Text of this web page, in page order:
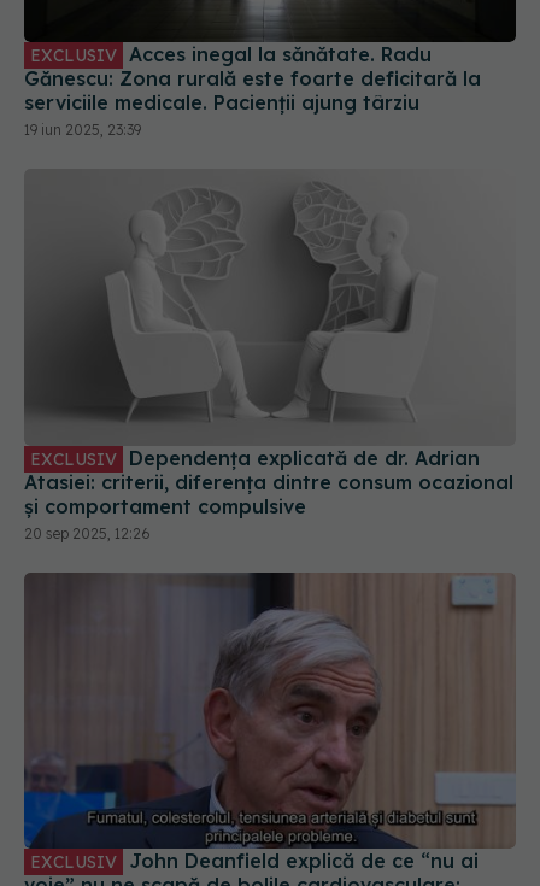
EXCLUSIV
Atasiei: criterii, diferența dintre consum ocazional
și comportament compulsive
20 sep 2025, 12:26
voie” nu ne scapă de bolile cardiovasculare:
Prevenția, un “cont de economii” cu dobândă
26 sep 2025, 19:35